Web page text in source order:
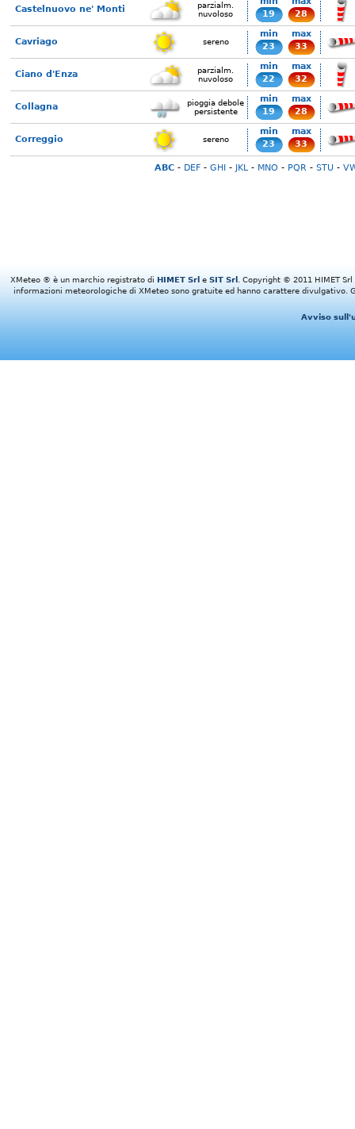
Castelnuovo ne' Monti
parzialm.
nuvoloso
19
28
Cavriago sereno
min
23
max
33
Ciano d'Enza
parzialm.
nuvoloso
min
22
max
32
Collagna
pioggia debole
persistente
min
19
max
28
Correggio sereno
min
23
max
33
ABC- DEF- GHI- JKL- MNO - PQR - STU -
XMeteo ® è un marchio registrato di HIMET Srl e SIT Srl
. Copyright © 2011 HIMET
informazioni meteorologiche di XMeteo sono gratuite ed hanno carattere divulgativo.
Avviso